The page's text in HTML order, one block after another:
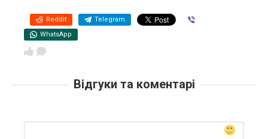
Reddit Telegram
WhatsApp
Відгуки та коментарі